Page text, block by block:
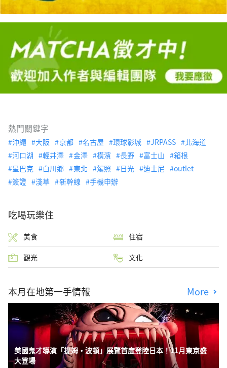
熱門關鍵字
沖繩 大阪 京都 名古屋 環球影城 JRPASS
北海道
河口湖
輕井澤 金澤 橫濱 長野 富士山
箱根
星巴克
白川鄉 東北 駕照 日光 迪士尼
outlet
簽證
淺草 新幹線 手機申辦
吃喝玩樂住
美食 住宿
觀光 文化
本月在地第一手情報 More
美國鬼才導演「提姆・波頓」展覽首度登陸日本！11月東京盛
大登場